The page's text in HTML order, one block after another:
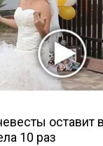
оставит
10 раз